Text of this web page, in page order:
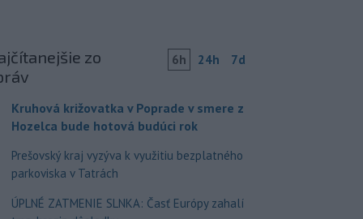
zo
6h 24h 7d
Kruhová križovatka v Poprade v smere z
Hozelca bude hotová budúci rok
Prešovský kraj vyzýva k využitiu bezplatného
parkoviska v Tatrách
ÚPLNÉ ZATMENIE SLNKA: Časť Európy zahalí